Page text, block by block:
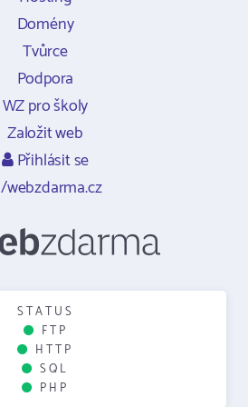
Domény
Tvůrce
Podpora
WZ pro školy
Založit web
Přihlásit se
/webzdarma.cz
STATUS
FTP
HTTP
SQL
PHP